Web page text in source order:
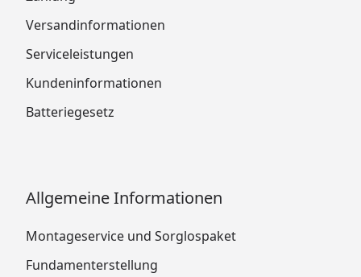
Versandinformationen
Serviceleistungen
Kundeninformationen
Batteriegesetz
Allgemeine Informationen
Montageservice und Sorglospaket
Fundamenterstellung